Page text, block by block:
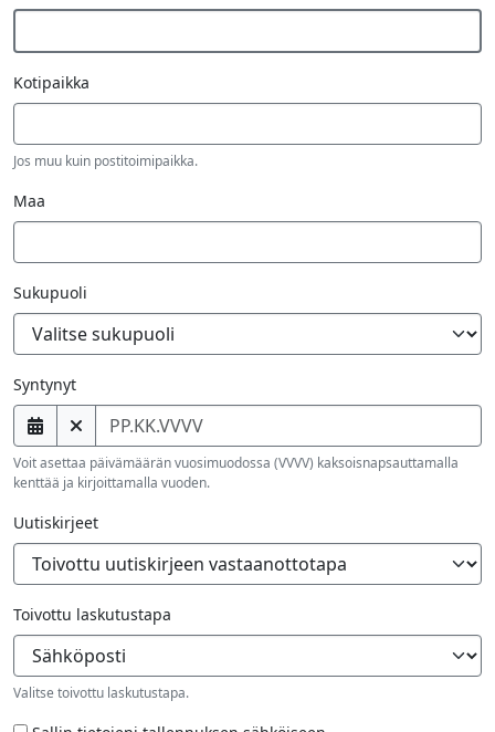
Kotipaikka
Jos muu kuin postitoimipaikka.
Maa
Sukupuoli
Syntynyt
Voit asettaa päivämäärän vuosimuodossa (VVVV) kaksoisnapsauttamalla
kenttää ja kirjoittamalla vuoden.
Uutiskirjeet
Toivottu laskutustapa
Valitse toivottu laskutustapa.